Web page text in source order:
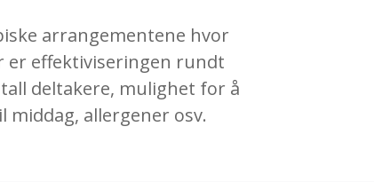
arrangementene hvor
er effektiviseringen rundt
deltakere, mulighet for å
allergener osv.